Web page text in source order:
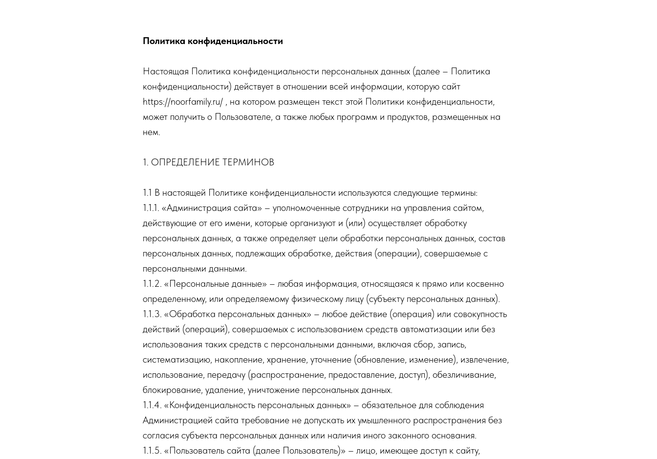
Политика конфиденциальности
Настоящая Политика конфиденциальности персональных данных (далее – Политика
конфиденциальности) действует в отношении всей информации, которую сайт
https://noorfamily.ru/ , на котором размещен текст этой Политики конфиденциальности,
может получить о Пользователе, а также любых программ и продуктов, размещенных на
нем.
1. ОПРЕДЕЛЕНИЕ ТЕРМИНОВ
1.1 В настоящей Политике конфиденциальности используются следующие термины:
1.1.1. «Администрация сайта» – уполномоченные сотрудники на управления сайтом,
действующие от его имени, которые организуют и (или) осуществляет обработку
персональных данных, а также определяет цели обработки персональных данных, состав
персональных данных, подлежащих обработке, действия (операции), совершаемые с
персональными данными.
1.1.2. «Персональные данные» – любая информация, относящаяся к прямо или косвенно
определенному, или определяемому физическому лицу (субъекту персональных данных).
1.1.3. «Обработка персональных данных» – любое действие (операция) или совокупность
действий (операций), совершаемых с использованием средств автоматизации или без
использования таких средств с персональными данными, включая сбор, запись,
систематизацию, накопление, хранение, уточнение (обновление, изменение), извлечение,
использование, передачу (распространение, предоставление, доступ), обезличивание,
блокирование, удаление, уничтожение персональных данных.
1.1.4. «Конфиденциальность персональных данных» – обязательное для соблюдения
Администрацией сайта требование не допускать их умышленного распространения без
согласия субъекта персональных данных или наличия иного законного основания.
1.1.5. «Пользователь сайта (далее Пользователь)» – лицо, имеющее доступ к сайту,